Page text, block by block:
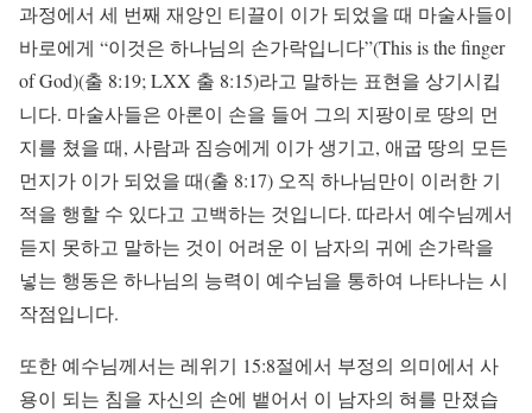
과정에서 세 번째 재앙인 티끌이 이가 되었을 때 마술사들이
바로에게 “이것은 하나님의 손가락입니다”(This is the finger
of God)(출 8:19; LXX 출 8:15)라고 말하는 표현을 상기시킵
니다. 마술사들은 아론이 손을 들어 그의 지팡이로 땅의 먼
지를 쳤을 때, 사람과 짐승에게 이가 생기고, 애굽 땅의 모든
먼지가 이가 되었을 때(출 8:17) 오직 하나님만이 이러한 기
적을 행할 수 있다고 고백하는 것입니다. 따라서 예수님께서
듣지 못하고 말하는 것이 어려운 이 남자의 귀에 손가락을
넣는 행동은 하나님의 능력이 예수님을 통하여 나타나는 시
작점입니다.
또한 예수님께서는 레위기 15:8절에서 부정의 의미에서 사
용이 되는 침을 자신의 손에 뱉어서 이 남자의 혀를 만졌습